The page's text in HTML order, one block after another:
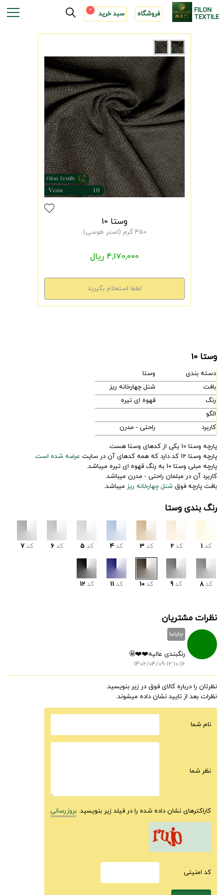
FILON
TEXTILE فروشگاه سبد خرید 0
وستا 10
450 گرم (استر طوسی)
4,170,000 ریال
وستا 10
دسته بندی
وستا
بافت
شنل چهارخانه ریز
رنگ
قهوه ای تیره
الگو
کاربرد
راحتی - مدرن
پارچه وستا 10 یکی از کدهای وستا هست.
پارچه وستا 12 کد دارد که همه کدهای آن در سایت
عرضه شده است.
پارچه مبلی وستا 10 به رنگ قهوه ای تیره میباشد.
کاربرد آن در مبلمان راحتی - مدرن میباشد.
بافت پارچه فوق شنل چهارخانه ریز میباشد.
رنگ بندی وستا
کد 1 کد 2 کد 3 کد 4 کد 5 کد 6 کد 7
کد 8 کد 9 کد 10 کد 11 کد 12
نظرات مشتریان
جاباما
رنگبندی عالیه❤️❤️🤩
1402/04/09-12:10:16
نظرتان را درباره کالای فوق در زیر بنویسید.
نظرات بعد از تایید نشان داده میشوند.
نام شما
نظر شما
کاراکترهای نشان داده شده را در فیلد زیر بنویسید. بروزرسانی
كد امنيتى